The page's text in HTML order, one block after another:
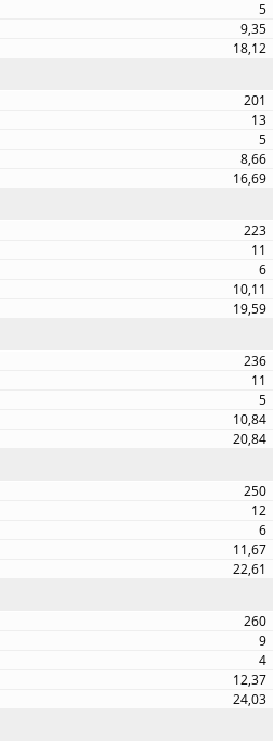
5
9,35
18,12
201
13
5
8,66
16,69
223
11
6
10,11
19,59
236
11
5
10,84
20,84
250
12
6
11,67
22,61
260
9
4
12,37
24,03